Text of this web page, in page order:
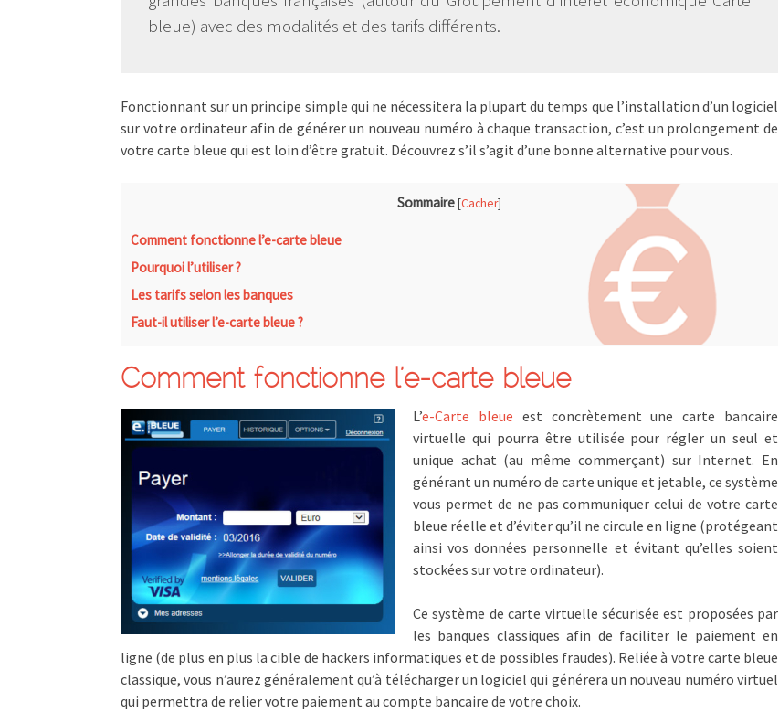
bleue) avec des modalités et des tarifs différents.
Fonctionnant sur un principe simple qui ne nécessitera la plupart du temps que l’installation d’un logiciel
sur votre ordinateur afin de générer un nouveau numéro à chaque transaction, c’est un prolongement de
votre carte bleue qui est loin d’être gratuit. Découvrez s’il s’agit d’une bonne alternative pour vous.
Sommaire[Cacher]
Comment fonctionne l’e-carte bleue
Pourquoi l’utiliser ?
Les tarifs selon les banques
Faut-il utiliser l’e-carte bleue ?
Comment fonctionne l’e-carte bleue
L’e-Carte bleue est concrètement une carte bancaire
virtuelle qui pourra être utilisée pour régler un seul et
unique achat (au même commerçant) sur Internet. En
générant un numéro de carte unique et jetable, ce système
vous permet de ne pas communiquer celui de votre carte
bleue réelle et d’éviter qu’il ne circule en ligne (protégeant
ainsi vos données personnelle et évitant qu’elles soient
stockées sur votre ordinateur).
Ce système de carte virtuelle sécurisée est proposées par
les banques classiques afin de faciliter le paiement en
ligne (de plus en plus la cible de hackers informatiques et de possibles fraudes). Reliée à votre carte bleue
classique, vous n’aurez généralement qu’à télécharger un logiciel qui générera un nouveau numéro virtuel
qui permettra de relier votre paiement au compte bancaire de votre choix.